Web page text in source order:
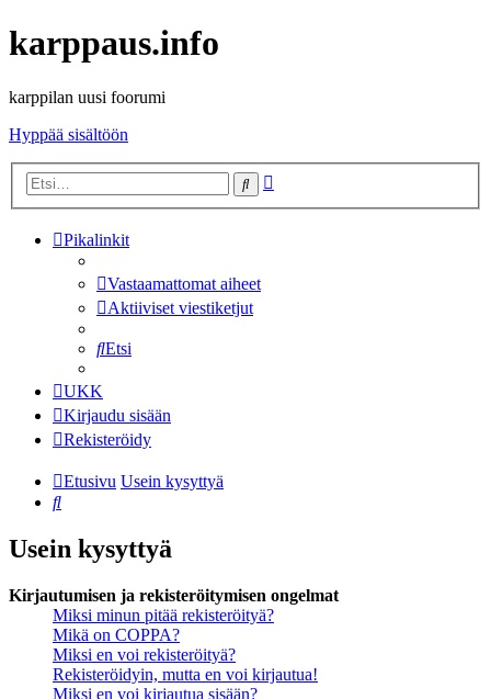
karppaus.info
karppilan uusi foorumi
Hyppää sisältöön
Etsi
Pikalinkit
Vastaamattomat aiheet
Aktiiviset viestiketjut
Etsi
UKK
Kirjaudu sisään
Rekisteröidy
Etusivu Usein kysyttyä
Etsi
Usein kysyttyä
Kirjautumisen ja rekisteröitymisen ongelmat
Miksi minun pitää rekisteröityä?
Mikä on COPPA?
Miksi en voi rekisteröityä?
Rekisteröidyin, mutta en voi kirjautua!
Miksi en voi kirjautua sisään?